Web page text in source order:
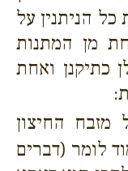
כל הניתנין על
מן המתנות
כתיקנן ואחת
מזבח החיצון
לומר (דברים